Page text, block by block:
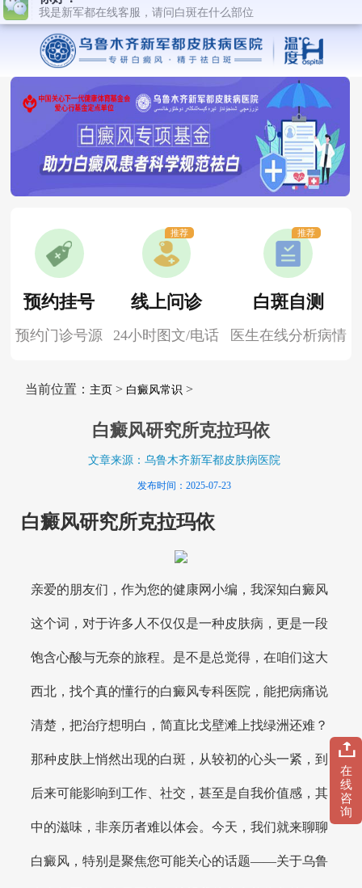
预约挂号
预约门诊号源
线上问诊
24小时图文/电话
推荐
白斑自测
医生在线分析病情
推荐
当前位置： 主页> 白癜风常识 >
白癜风研究所克拉玛依
文章来源：乌鲁木齐新军都皮肤病医院
发布时间：2025-07-23
白癜风研究所克拉玛依
亲爱的朋友们，作为您的健康网小编，我深知白癜风
这个词，对于许多人不仅仅是一种皮肤病，更是一段
饱含心酸与无奈的旅程。是不是总觉得，在咱们这大
西北，找个真的懂行的白癜风专科医院，能把病痛说
清楚，把治疗想明白，简直比戈壁滩上找绿洲还难？
那种皮肤上悄然出现的白斑，从较初的心头一紧，到
后来可能影响到工作、社交，甚至是自我价值感，其
中的滋味，非亲历者难以体会。今天，我们就来聊聊
白癜风，特别是聚焦您可能关心的话题——关于乌鲁
在
线
咨
询